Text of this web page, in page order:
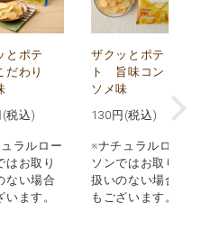
とポテ
わり
(税込)
ラルロー
はお取り
ない場合
います。
ザクッとポテ
ト 旨味コン
ソメ味
130 円(税込)
※ナチュラルロー
ソンではお取り
扱いのない場合
もございます。